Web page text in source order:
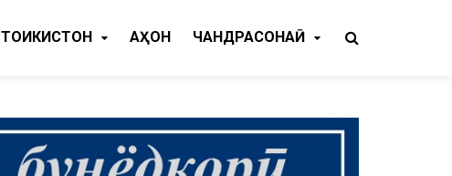
ТОҶИКИСТОН ҶАҲОН ЧАНДРАСОНАӢ